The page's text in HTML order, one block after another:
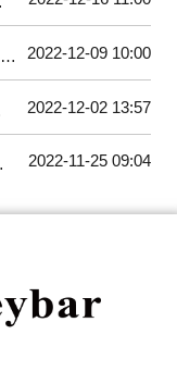
2022-12-09 10:00
2022-12-02 13:57
2022-11-25 09:04